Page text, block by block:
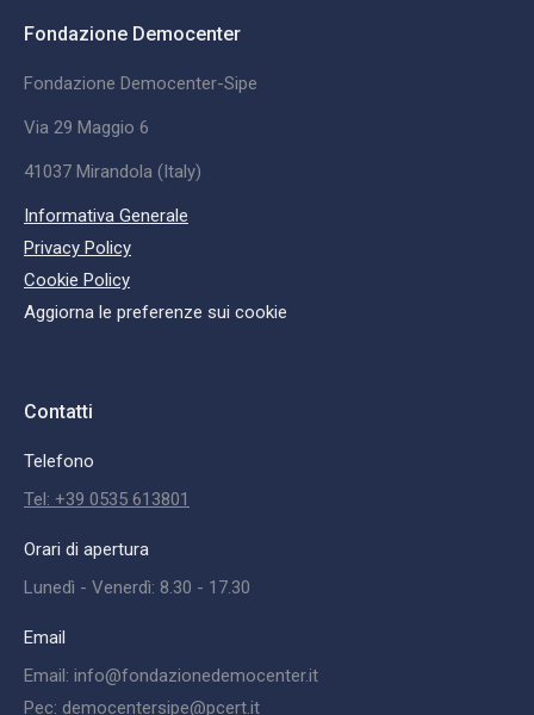
Fondazione Democenter
Fondazione Democenter-Sipe
Via 29 Maggio 6
41037 Mirandola (Italy)
Informativa Generale
Privacy Policy
Cookie Policy
Aggiorna le preferenze sui cookie
Contatti
Telefono
Tel: +39 0535 613801
Orari di apertura
Lunedì - Venerdì: 8.30 - 17.30
Email
Email: info@fondazionedemocenter.it
Pec: democentersipe@pcert.it